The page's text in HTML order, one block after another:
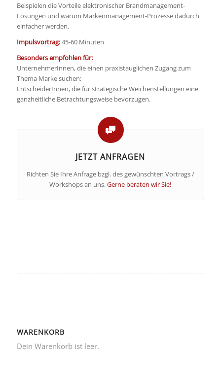
Beispielen die Vorteile elektronischer Brandmanagement-
Lösungen und warum Markenmanagement-Prozesse dadurch
einfacher werden.
Impulsvortrag:45-60 Minuten
Besonders empfohlen für:
UnternehmerInnen, die einen praxistauglichen Zugang zum
Thema Marke suchen;
EntscheiderInnen, die für strategische Weichenstellungen eine
ganzheitliche Betrachtungsweise bevorzugen.
JETZT ANFRAGEN
Richten Sie Ihre Anfrage bzgl. des gewünschten Vortrags /
Workshops an uns.Gerne beraten wir Sie!
WARENKORB
Dein Warenkorb ist leer.